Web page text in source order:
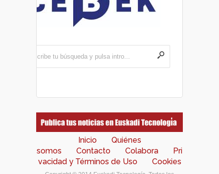
Inicio
Quiénes
somos
Contacto Colabora
Pri
vacidad y Términos de Uso
Cookies